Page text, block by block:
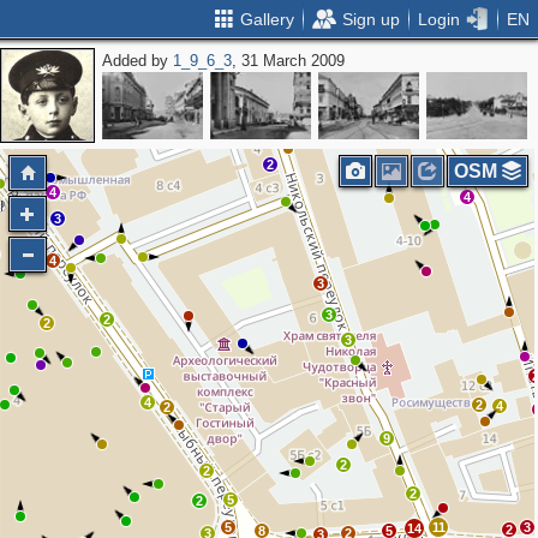
Gallery Sign up Login EN
Added by 1_9_6_3, 31 March 2009
4
2 2
3
4
4
4
2 2
8
2
2
2
4
11
2 5 14
2
2 3
2 4
9
3
3
3
4 2
2
2
5
5
8
2
3
3
OSM